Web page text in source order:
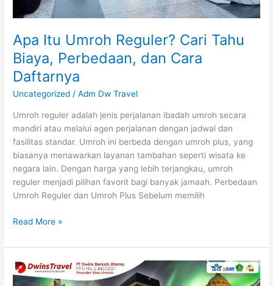
Apa Itu Umroh Reguler? Cari Tahu
Biaya, Perbedaan, dan Cara
Daftarnya
Uncategorized /Adm Dw Travel
Umroh reguler adalah jenis perjalanan ibadah umroh secara
mandiri atau melalui agen perjalanan dengan jadwal dan
fasilitas standar. Umroh ini berbeda dengan umroh plus, yang
biasanya menawarkan layanan tambahan seperti wisata ke
negara lain. Dengan harga yang lebih terjangkau, umroh
reguler menjadi pilihan favorit bagi banyak jamaah. Perbedaan
Umroh Reguler dan Umroh Plus Sebelum memilih
Read More »
Umroh
Plus